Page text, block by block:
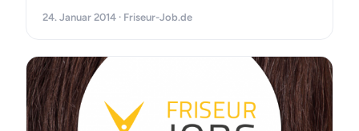
24. Januar 2014 · Friseur-Job.de